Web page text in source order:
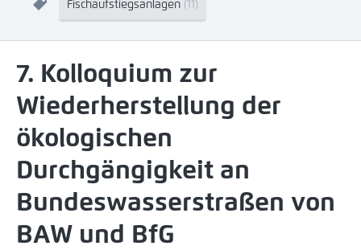
Fischaufstiegsanlagen (11)
7. Kolloquium zur
Wiederherstellung der
ökologischen
Durchgängigkeit an
Bundeswasserstraßen von
BAW und BfG